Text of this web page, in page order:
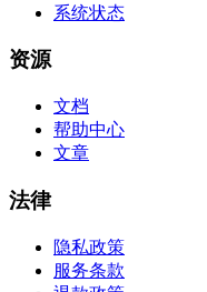
系统状态
资源
文档
帮助中心
文章
法律
隐私政策
服务条款